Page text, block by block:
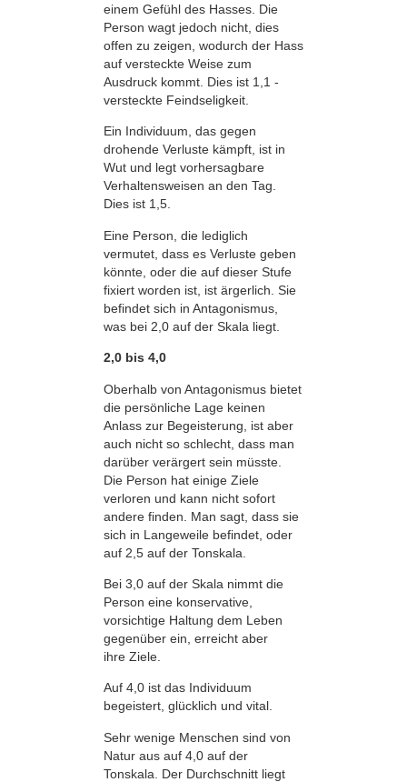
einem Gefühl des Hasses. Die
Person wagt jedoch nicht, dies
offen zu zeigen, wodurch der Hass
auf versteckte Weise zum
Ausdruck kommt. Dies ist 1,1 -
versteckte Feindseligkeit.
Ein Individuum, das gegen
drohende Verluste kämpft, ist in
Wut und legt vorhersagbare
Verhaltensweisen an den Tag.
Dies ist 1,5.
Eine Person, die lediglich
vermutet, dass es Verluste geben
könnte, oder die auf dieser Stufe
fixiert worden ist, ist ärgerlich. Sie
befindet sich in Antagonismus,
was bei 2,0 auf der Skala liegt.
2,0 bis 4,0
Oberhalb von Antagonismus bietet
die persönliche Lage keinen
Anlass zur Begeisterung, ist aber
auch nicht so schlecht, dass man
darüber verärgert sein müsste.
Die Person hat einige Ziele
verloren und kann nicht sofort
andere finden. Man sagt, dass sie
sich in Langeweile befindet, oder
auf 2,5 auf der Tonskala.
Bei 3,0 auf der Skala nimmt die
Person eine konservative,
vorsichtige Haltung dem Leben
gegenüber ein, erreicht aber
ihre Ziele.
Auf 4,0 ist das Individuum
begeistert, glücklich und vital.
Sehr wenige Menschen sind von
Natur aus auf 4,0 auf der
Tonskala. Der Durchschnitt liegt